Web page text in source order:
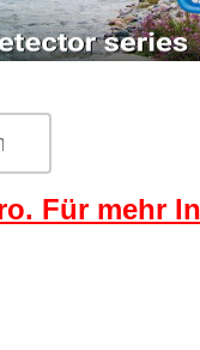
Für mehr